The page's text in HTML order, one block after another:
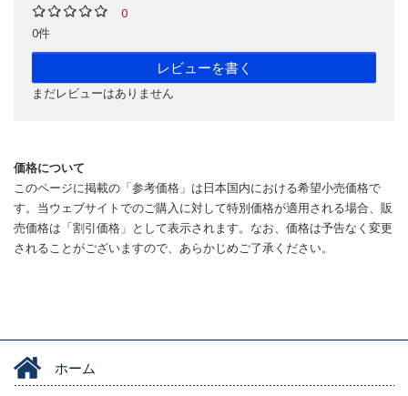
0
0件
レビューを書く
まだレビューはありません
価格について
このページに掲載の「参考価格」は日本国内における希望小売価格で
す。当ウェブサイトでのご購入に対して特別価格が適用される場合、販
売価格は「割引価格」として表示されます。なお、価格は予告なく変更
されることがございますので、あらかじめご了承ください。
ホーム